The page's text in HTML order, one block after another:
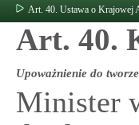
Art. 40. Ustawa o Krajowej
Art. 40.
Upoważnienie do
Minister